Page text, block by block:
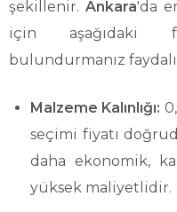
şekillenir.Ankara'da
için aşağıdaki
bulundurmanız
Malzeme Kalınlığı:
seçimi fiyatı
daha ekonomik,
yüksek maliyetlidir.